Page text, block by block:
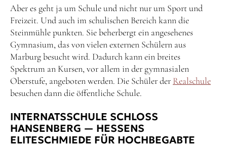
Aber es geht ja um Schule und nicht nur um Sport und
Freizeit. Und auch im schulischen Bereich kann die
Steinmühle punkten. Sie beherbergt ein angesehenes
Gymnasium, das von vielen externen Schülern aus
Marburg besucht wird. Dadurch kann ein breites
Spektrum an Kursen, vor allem in der gymnasialen
Oberstufe, angeboten werden. Die Schüler der Realschule
besuchen dann die öffentliche Schule.
INTERNATSSCHULE SCHLOSS
HANSENBERG — HESSENS
ELITESCHMIEDE FÜR HOCHBEGABTE